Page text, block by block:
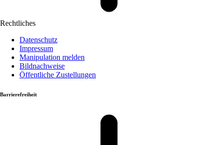
Rechtliches
Datenschutz
Impressum
Manipulation melden
Bildnachweise
Öffentliche Zustellungen
Barrierefreiheit